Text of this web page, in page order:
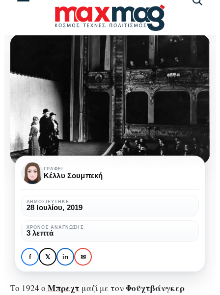
Επικό Θέατρο μέσα από
τα μάτια του Μπρεχτ
Επικό
Θέατρο
μέσα
από
μάτια
του
Μπρεχτ
ΓΡΆΦΕΙ
Κέλλυ Σουμπεκή
ΔΗΜΟΣΙΕΎΤΗΚΕ
28 Ιουλίου, 2019
ΧΡΌΝΟΣ ΑΝΆΓΝΩΣΗΣ
3 λεπτά
f 𝕏 in ✉
Το 1924 ο Μπρεχτ μαζί με τονΦοϋχτβάνγκερ